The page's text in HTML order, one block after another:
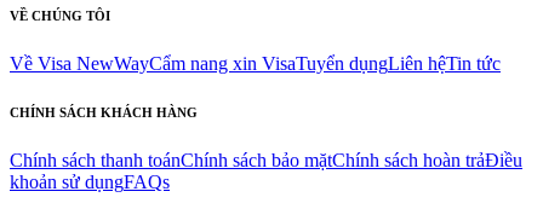
VỀ CHÚNG TÔI
Về Visa NewWayCẩm nang xin VisaTuyển dụngLiên hệTin tức
CHÍNH SÁCH KHÁCH HÀNG
Chính sách thanh toánChính sách bảo mặtChính sách hoàn trảĐiều
khoản sử dụngFAQs